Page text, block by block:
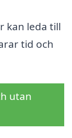
kan leda till
tid och
utan